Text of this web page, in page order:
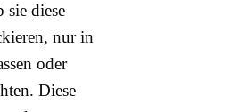
sie diese
nur in
oder
Diese